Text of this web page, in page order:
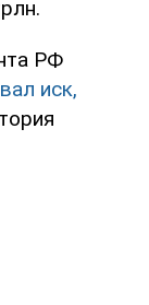
РФ
иск,